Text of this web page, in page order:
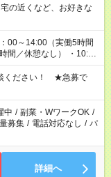
の近くなど、お好きな
00～14:00（実働5時間
間／休憩なし） ・10:00
：00～12:00（実働5時間
／休憩1時間） など ※
お聞かせください。
ください！ ★急募で
中 / 副業・WワークOK /
募集 / 電話対応なし / パ
詳細へ